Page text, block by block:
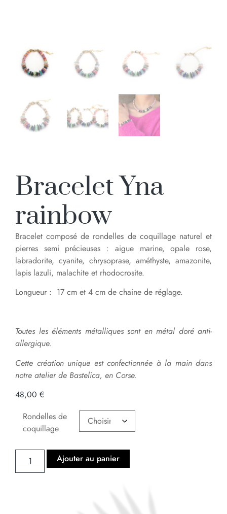
Bracelet Yna
rainbow
Bracelet composé de rondelles de coquillage naturel et
pierres semi précieuses : aigue marine, opale rose,
labradorite, cyanite, chrysoprase, améthyste, amazonite,
lapis lazuli, malachite et rhodocrosite.
Longueur : 17 cm et 4 cm de chaine de réglage.
Toutes les éléments métalliques sont en métal doré anti-
allergique.
Cette création unique est confectionnée à la main dans
notre atelier de Bastelica, en Corse.
48,00 €
Rondelles de
coquillage
Ajouter au panier